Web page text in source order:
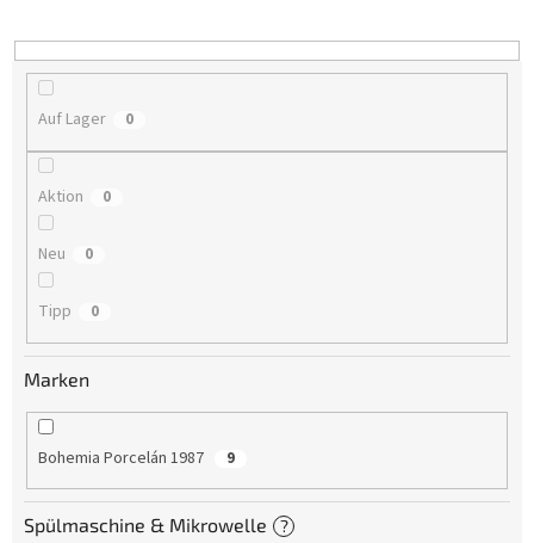
e
r
Auf Lager 0
Aktion 0
Neu 0
Tipp 0
Marken
Bohemia Porcelán 1987 9
Spülmaschine & Mikrowelle ?